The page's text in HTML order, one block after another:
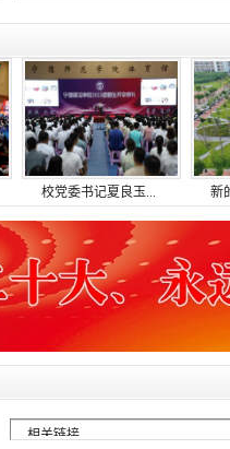
校党委书记夏良玉... 新的